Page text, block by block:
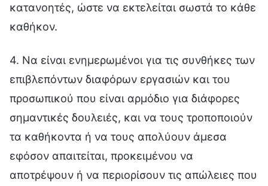
κατανοητές, ώστε να εκτελείται σωστά το κάθε
καθήκον.
4. Να είναι ενημερωμένοι για τις συνθήκες των
επιβλεπόντων διαφόρων εργασιών και του
προσωπικού που είναι αρμόδιο για διάφορες
σημαντικές δουλειές, και να τους τροποποιούν
τα καθήκοντα ή να τους απολύουν άμεσα
εφόσον απαιτείται, προκειμένου να
αποτρέψουν ή να περιορίσουν τις απώλειες που